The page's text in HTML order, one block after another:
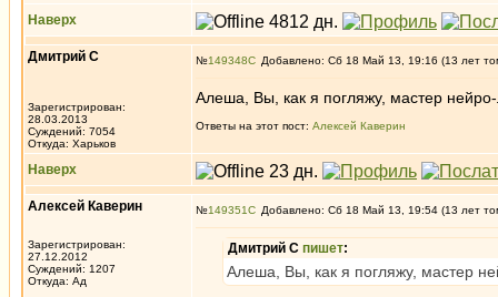
Наверх
Дмитрий С
Зарегистрирован:
28.03.2013
Суждений: 7054
Откуда: Харьков
№149348 Добавлено: Сб 18 Май 13, 19:16 (13 лет
Алеша, Вы, как я погляжу, мастер
Ответы на этот пост: Алексей Каверин
Наверх
Алексей Каверин
Зарегистрирован:
27.12.2012
Суждений: 1207
Откуда: Ад
№149351 Добавлено: Сб 18 Май 13, 19:54 (13 лет
Дмитрий С пишет:
Алеша, Вы, как я погляжу, мастер